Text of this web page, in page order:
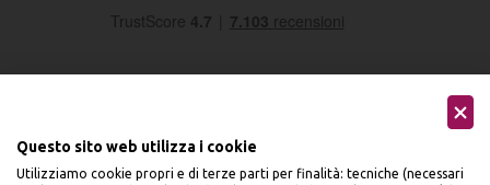
Questo sito web utilizza i cookie
Utilizziamo cookie propri e di terze parti per finalità: tecniche (necessari